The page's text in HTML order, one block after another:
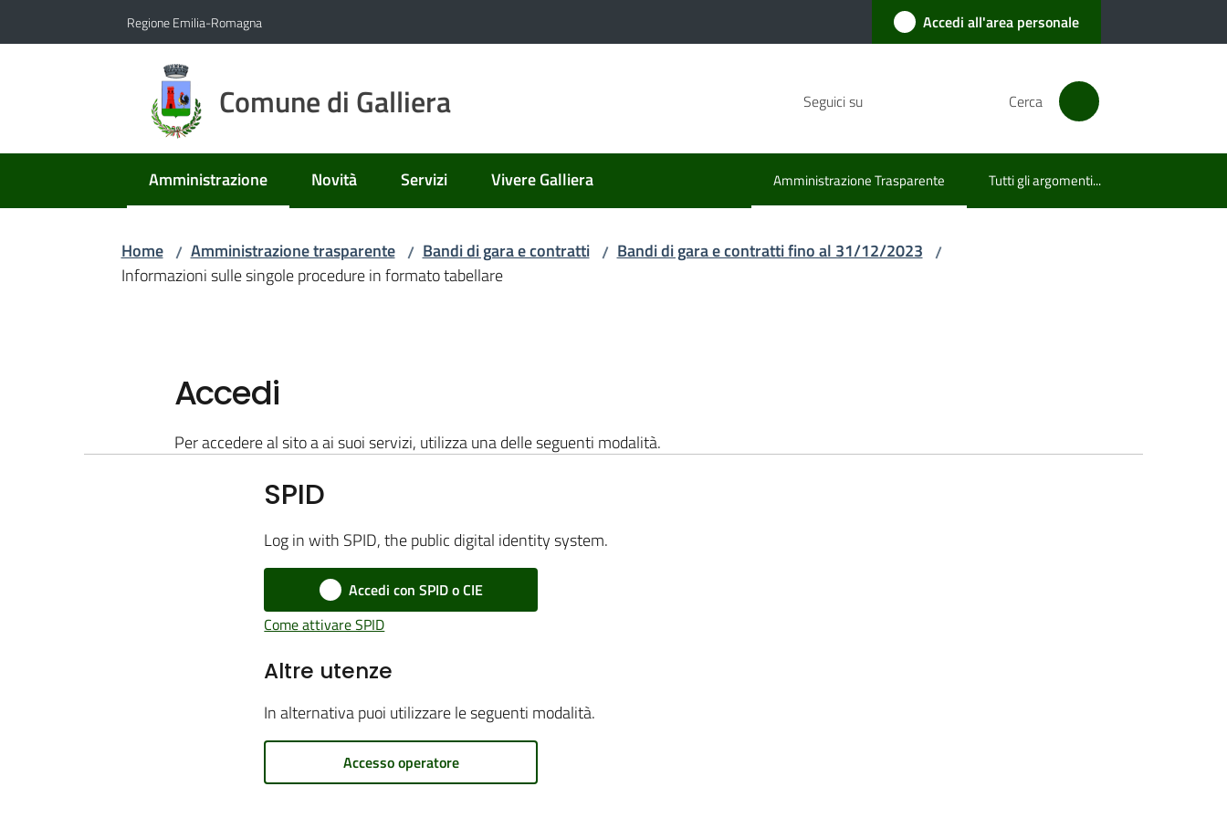
Regione Emilia-Romagna Accedi all'area personale
Comune di Galliera Seguici su Cerca
Amministrazione
Menu selezionato Novità Servizi Vivere Galliera Amministrazione Trasparente
Menu selezionato Tutti gli argomenti...
Home / Amministrazione trasparente / Bandi di gara e contratti / Bandi di gara e contratti fino al 31/12/2023 /
Informazioni sulle singole procedure in formato tabellare
Accedi
Per accedere al sito a ai suoi servizi, utilizza una delle seguenti modalità.
SPID
Log in with SPID, the public digital identity system.
Accedi con SPID o CIE
Come attivare SPID
Altre utenze
In alternativa puoi utilizzare le seguenti modalità.
Accesso operatore